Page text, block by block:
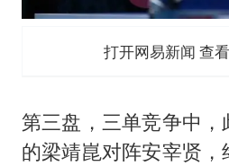
打开网易新闻 查
第三盘，三单竞争中
的梁靖崑对阵安宰贤